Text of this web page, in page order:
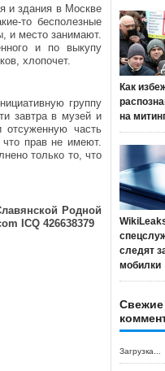
и здания в Москве
то бесполезные
и место занимают.
и по выкупу
хлопочет.
группу
завтра в музей и
отсуженную часть
прав не имеют.
только то, что
Родной
ICQ 426638379
Как
на
следят
мобилки
Свежие
Загрузка...